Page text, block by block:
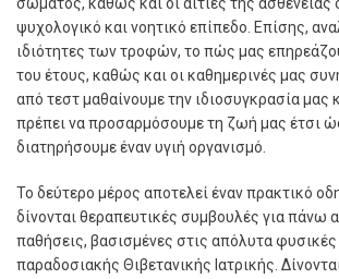
σώματος, καθώς και οι αιτίες της ασθένειας
ψυχολογικό και νοητικό επίπεδο. Επίσης,
ιδιότητες των τροφών, το πώς μας
του έτους, καθώς και οι καθημερινές μας
από τεστ μαθαίνουμε την ιδιοσυγκρασία μας
πρέπει να προσαρμόσουμε τη ζωή μας έτσι
διατηρήσουμε έναν υγιή οργανισμό.
Το δεύτερο μέρος αποτελεί έναν πρακτικό
δίνονται θεραπευτικές συμβουλές για πάνω
παθήσεις, βασισμένες στις απόλυτα
παραδοσιακής Θιβετανικής Ιατρικής.